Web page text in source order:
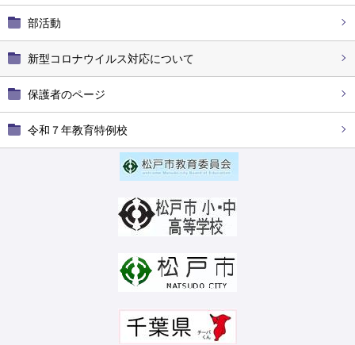
部活動
新型コロナウイルス対応について
保護者のページ
令和７年教育特例校